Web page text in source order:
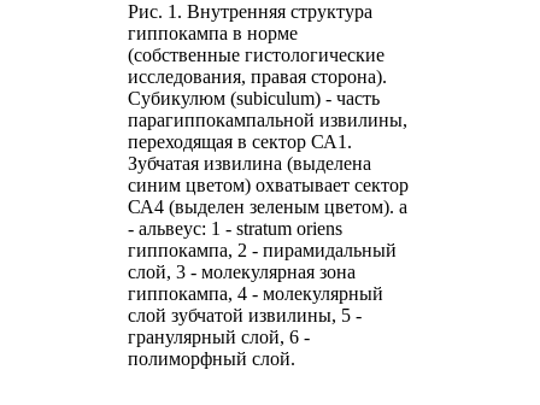
Рис. 1. Внутренняя структура
гиппокампа в норме
(собственные гистологические
исследования, правая сторона).
Субикулюм (subiculum) - часть
парагиппокампальной извилины,
переходящая в сектор СА1.
Зубчатая извилина (выделена
синим цветом) охватывает сектор
СА4 (выделен зеленым цветом). а
- альвеус: 1 - stratum oriens
гиппокампа, 2 - пирамидальный
слой, 3 - молекулярная зона
гиппокампа, 4 - молекулярный
слой зубчатой извилины, 5 -
гранулярный слой, 6 -
полиморфный слой.